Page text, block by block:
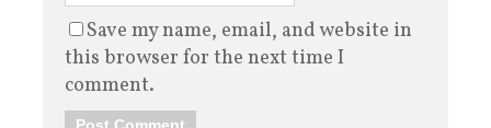
Save my name, email, and website in
this browser for the next time I
comment.